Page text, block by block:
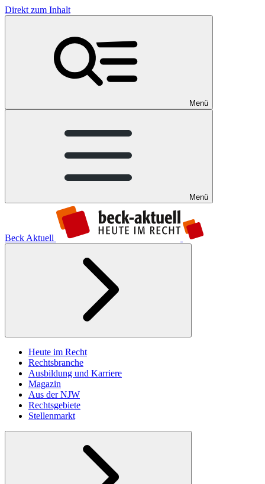
Direkt zum Inhalt
Menü
Menü
Beck Aktuell
Heute im Recht
Rechtsbranche
Ausbildung und Karriere
Magazin
Aus der NJW
Rechtsgebiete
Stellenmarkt